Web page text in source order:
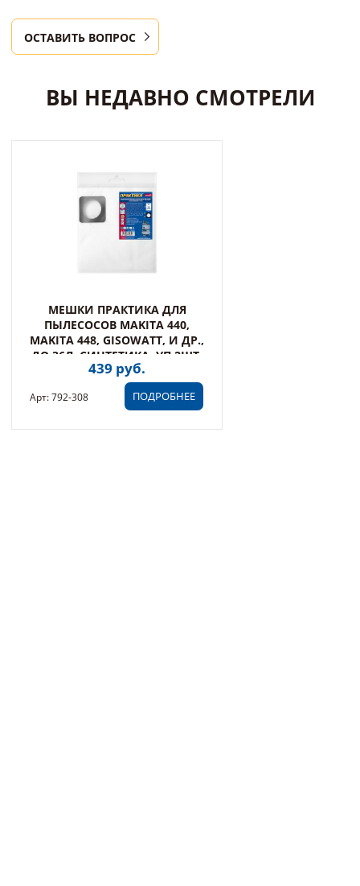
ОСТАВИТЬ ВОПРОС
ВЫ НЕДАВНО СМОТРЕЛИ
МЕШКИ ПРАКТИКА ДЛЯ
ПЫЛЕСОСОВ MAKITA 440,
MAKITA 448, GISOWATT, И ДР.,
ДО 36Л, СИНТЕТИКА, УП 2ШТ.
439 руб.
ПОДРОБНЕЕ
Арт: 792-308